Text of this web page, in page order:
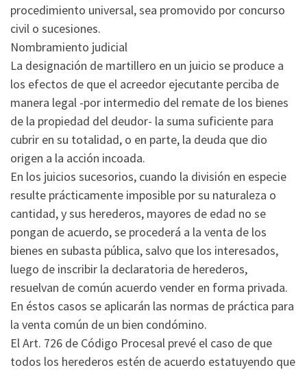
procedimiento universal, sea promovido por concurso
civil o sucesiones.
Nombramiento judicial
La designación de martillero en un juicio se produce a
los efectos de que el acreedor ejecutante perciba de
manera legal -por intermedio del remate de los bienes
de la propiedad del deudor- la suma suficiente para
cubrir en su totalidad, o en parte, la deuda que dio
origen a la acción incoada.
En los juicios sucesorios, cuando la división en especie
resulte prácticamente imposible por su naturaleza o
cantidad, y sus herederos, mayores de edad no se
pongan de acuerdo, se procederá a la venta de los
bienes en subasta pública, salvo que los interesados,
luego de inscribir la declaratoria de herederos,
resuelvan de común acuerdo vender en forma privada.
En éstos casos se aplicarán las normas de práctica para
la venta común de un bien condómino.
El Art. 726 de Código Procesal prevé el caso de que
todos los herederos estén de acuerdo estatuyendo que